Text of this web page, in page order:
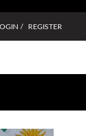
/ REGISTER